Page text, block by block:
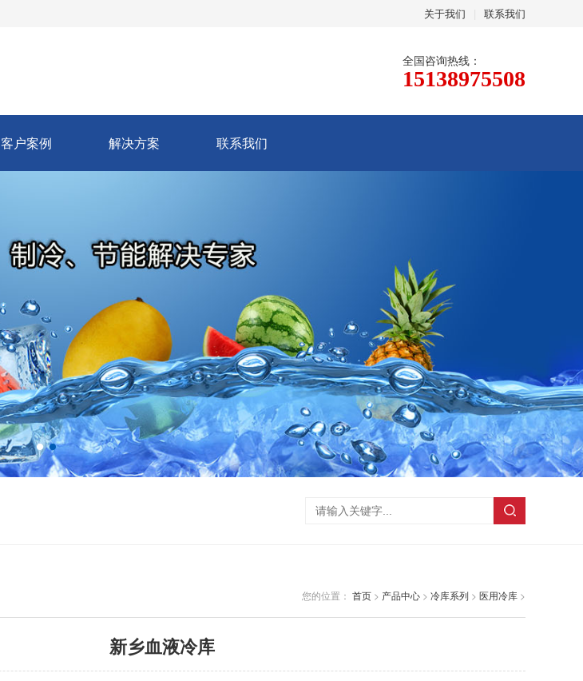
关于我们 联系我们
全国咨询热线：
15138975508
客户案例 解决方案 联系我们
您的位置： 首页 > 产品中心 > 冷库系列 > 医用冷库 >
新乡血液冷库